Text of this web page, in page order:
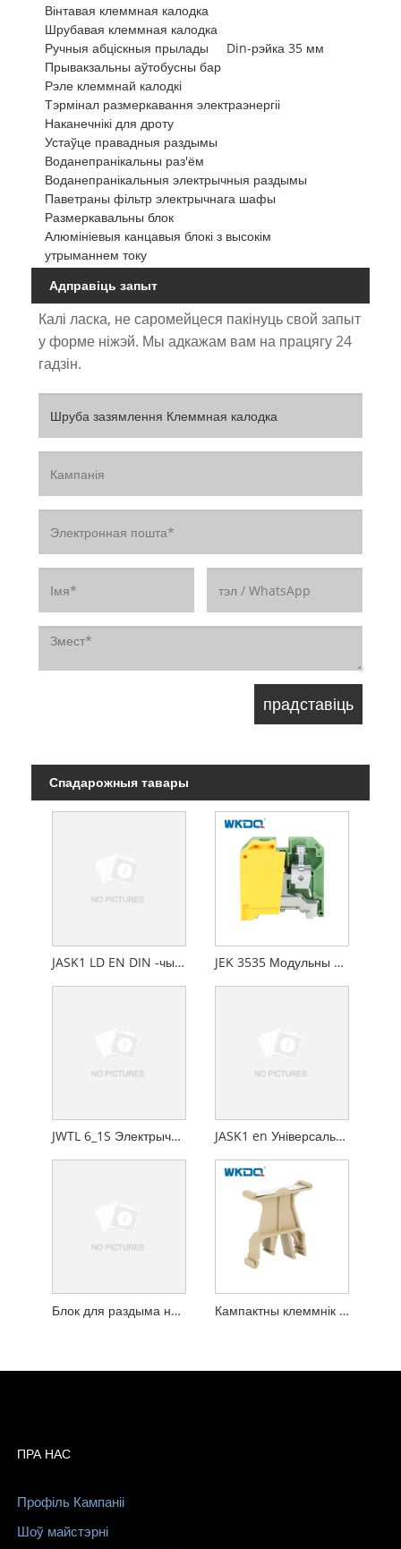
Вінтавая клеммная калодка
Шрубавая клеммная калодка
Ручныя абціскныя прылады
Din-рэйка 35 мм
Прывакзальны аўтобусны бар
Рэле клеммнай калодкі
Тэрмінал размеркавання электраэнергіі
Наканечнікі для дроту
Устаўце правадныя раздымы
Воданепранікальны раз'ём
Воданепранікальныя электрычныя раздымы
Паветраны фільтр электрычнага шафы
Размеркавальны блок
Алюмініевыя канцавыя блокі з высокім
утрыманнем току
Адправіць запыт
Калі ласка, не саромейцеся пакінуць свой запыт
у форме ніжэй. Мы адкажам вам на працягу 24
гадзін.
Спадарожныя тавары
JASK1 LD EN DIN -чыгуначны засцерагальнік з шрубавым злучэнне JEK 3535 Модульны шрубавы клеммны блок EK Шрубавае зазямленне шырынёй 16,2 мм
JWTL 6_1S Электрычны шруба для мацавання шруба TEST Адключэнне тэрмінальных блокаў JASK1 en Універсальны шрубавы злучэнне блок засцерагальніка засцерагальніка
Блок для раздыма на шруба 35 раз'ём для заціску для заціску для DIN -рэйкі Кампактны клеммнік з шрубавым злучэннем JB1, Лёгкія шрубавыя клемы
ПРА НАС
Профіль Кампаніі
Шоў майстэрні